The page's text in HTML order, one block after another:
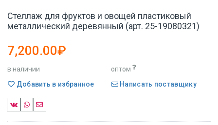
Стеллаж для фруктов и овощей пластиковый
металлический деревянный (арт. 25-19080321)
7,200.00₽
в наличии
оптом
Добавить в избранное
Написать поставщику